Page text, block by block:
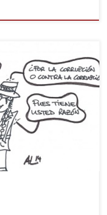
pedir la palabra para
especialmente en materia
esos cerebros es más que
subir.